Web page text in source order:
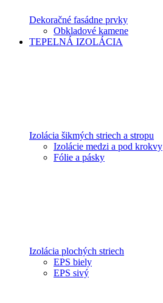
Dekoračné fasádne prvky
Obkladové kamene
TEPELNÁ IZOLÁCIA
Izolácia šikmých striech a stropu
Izolácie medzi a pod krokvy
Fólie a pásky
Izolácia plochých striech
EPS biely
EPS sivý